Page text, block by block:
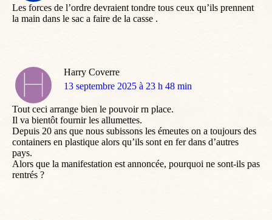
Les forces de l’ordre devraient tondre tous ceux qu’ils prennent
la main dans le sac a faire de la casse .
Harry Coverre
dit
13 septembre 2025 à 23 h 48 min
Tout ceci arrange bien le pouvoir rn place.
Il va bientôt fournir les allumettes.
Depuis 20 ans que nous subissons les émeutes on a toujours des
containers en plastique alors qu’ils sont en fer dans d’autres
pays.
Alors que la manifestation est annoncée, pourquoi ne sont-ils pas
rentrés ?